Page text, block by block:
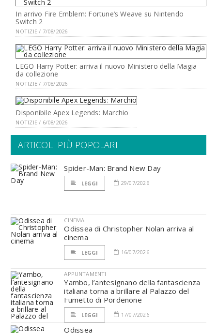
In arrivo Fire Emblem: Fortune’s Weave su Nintendo
Switch 2
NOTIZIE / 7/08/2026
LEGO Harry Potter: arriva il nuovo Ministero della Magia
da collezione
NOTIZIE / 7/08/2026
Disponibile Apex Legends: Marchio
NOTIZIE / 6/08/2026
ARTICOLI PIÙ POPOLARI
Spider-Man: Brand New Day
LEGGI 29/07/2026
CINEMA
Odissea di Christopher Nolan arriva al
cinema
LEGGI 16/07/2026
APPUNTAMENTI
Yambo, l’antesignano della fantascienza
italiana torna a brillare al Palazzo del
Fumetto di Pordenone
LEGGI 17/07/2026
Odissea